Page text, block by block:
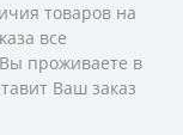
товаров на
все
проживаете в
Ваш заказ